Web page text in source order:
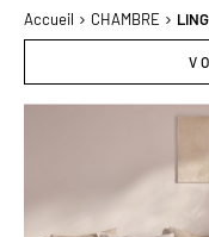
Accueil CHAMBRE